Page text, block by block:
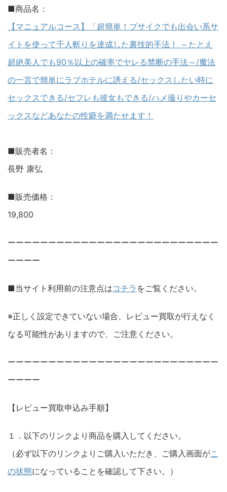
■商品名：
【マニュアルコース】「超簡単！ブサイクでも出会い系サ
イトを使って千人斬りを達成した裏技的手法！ ～たとえ
超絶美人でも90％以上の確率でヤレる禁断の手法～/魔法
の一言で簡単にラブホテルに誘える/セックスしたい時に
セックスできる/セフレも彼女もできる/ハメ撮りやカーセ
ックスなどあなたの性癖を満たせます！
■販売者名：
長野 康弘
■販売価格：
19,800
ーーーーーーーーーーーーーーーーーーーーーーーーーー
ーーーー
■当サイト利用前の注意点はコチラ をご覧ください。
※正しく設定できていない場合、レビュー買取が行えなく
なる可能性がありますので、ご注意ください。
ーーーーーーーーーーーーーーーーーーーーーーーーーー
ーーーー
【レビュー買取申込み手順】
１．以下のリンクより商品を購入してください。
（必ず以下のリンクよりご購入いただき、ご購入画面がこ
の状態になっていることを確認して下さい。）